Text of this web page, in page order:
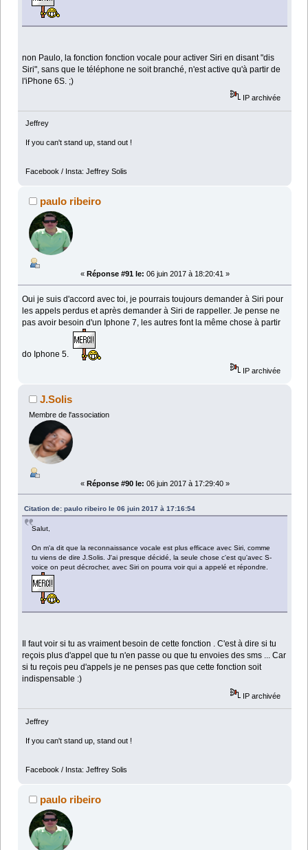
non Paulo, la fonction fonction vocale pour activer Siri en disant "dis
Siri", sans que le téléphone ne soit branché, n'est active qu'à partir de
l'iPhone 6S. ;)
IP archivée
Jeffrey
If you can't stand up, stand out !
Facebook / Insta: Jeffrey Solis
paulo ribeiro
« Réponse #91 le: 06 juin 2017 à 18:20:41 »
Oui je suis d'accord avec toi, je pourrais toujours demander à Siri pour
les appels perdus et après demander à Siri de rappeller. Je pense ne
pas avoir besoin d'un Iphone 7, les autres font la même chose à partir
do Iphone 5.
IP archivée
J.Solis
Membre de l'association
« Réponse #90 le: 06 juin 2017 à 17:29:40 »
Citation de: paulo ribeiro le 06 juin 2017 à 17:16:54
Salut,
On m'a dit que la reconnaissance vocale est plus efficace avec Siri, comme
tu viens de dire J.Solis. J'ai presque décidé, la seule chose c'est qu'avec S-
voice on peut décrocher, avec Siri on pourra voir qui a appelé et répondre.
Il faut voir si tu as vraiment besoin de cette fonction . C'est à dire si tu
reçois plus d'appel que tu n'en passe ou que tu envoies des sms ... Car
si tu reçois peu d'appels je ne penses pas que cette fonction soit
indispensable :)
IP archivée
Jeffrey
If you can't stand up, stand out !
Facebook / Insta: Jeffrey Solis
paulo ribeiro